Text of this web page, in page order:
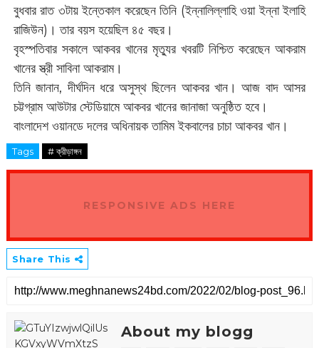
বুধবার রাত ৩টায় ইন্তেকাল করেছেন তিনি (ইন্নালিল্লাহি ওয়া ইন্না ইলাহি
রাজিউন)। তার বয়স হয়েছিল ৪৫ বছর।
বৃহস্পতিবার সকালে আকবর খানের মৃত্যুর খবরটি নিশ্চিত করেছেন আকরাম
খানের স্ত্রী সাবিনা আকরাম।
তিনি জানান, দীর্ঘদিন ধরে অসুস্থ ছিলেন আকবর খান। আজ বাদ আসর
চট্টগ্রাম আউটার স্টেডিয়ামে আকবর খানের জানাজা অনুষ্ঠিত হবে।
বাংলাদেশ ওয়ানডে দলের অধিনায়ক তামিম ইকবালের চাচা আকবর খান।
Tags # ক্রীড়াঙ্গন
RESPONSIVE ADS HERE
Share This
About my blogg